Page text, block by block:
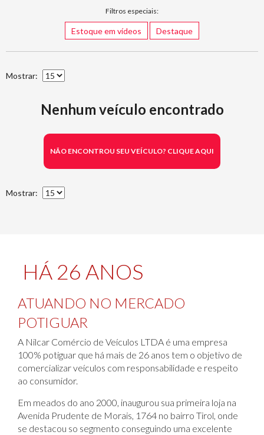
Filtros especiais:
Estoque em vídeos Destaque
Mostrar:
Nenhum veículo encontrado
NÃO ENCONTROU SEU VEÍCULO? CLIQUE AQUI
Mostrar:
HÁ 26 ANOS
ATUANDO NO MERCADO
POTIGUAR
A Nilcar Comércio de Veículos LTDA é uma empresa
100% potiguar que há mais de 26 anos tem o objetivo de
comercializar veículos com responsabilidade e respeito
ao consumidor.
Em meados do ano 2000, inaugurou sua primeira loja na
Avenida Prudente de Morais, 1764 no bairro Tirol, onde
se destacou so segmento conseguindo uma excelente